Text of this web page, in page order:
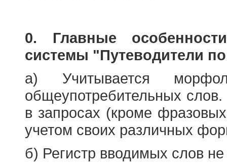
0. Главные
системы "Путеводители
а) Учитывается
общеупотребительных
в запросах (кроме
учетом своих различных
б) Регистр вводимых слов